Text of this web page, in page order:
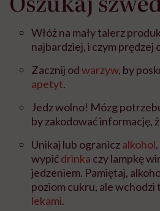
Włóż na mały talerz
najbardziej, i czym prędzej
Zacznij odwarzyw, by
apetyt.
Jedz wolno! Mózg
by zakodować informację,
Unikaj lub ograniczalkohol
wypićdrinka czy lampkę
jedzeniem. Pamiętaj,
poziom cukru, ale wchodzi
lekami.